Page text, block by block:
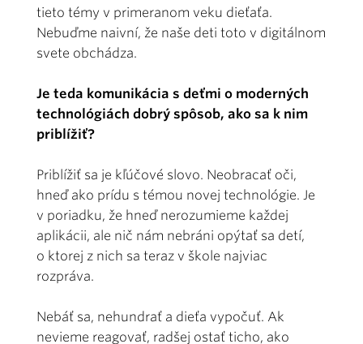
tieto témy v primeranom veku dieťaťa.
Nebuďme naivní, že naše deti toto v digitálnom
svete obchádza.
Je teda komunikácia s deťmi o moderných
technológiách dobrý spôsob, ako sa k nim
priblížiť?
Priblížiť sa je kľúčové slovo. Neobracať oči,
hneď ako prídu s témou novej technológie. Je
v poriadku, že hneď nerozumieme každej
aplikácii, ale nič nám nebráni opýtať sa detí,
o ktorej z nich sa teraz v škole najviac
rozpráva.
Nebáť sa, nehundrať a dieťa vypočuť. Ak
nevieme reagovať, radšej ostať ticho, ako